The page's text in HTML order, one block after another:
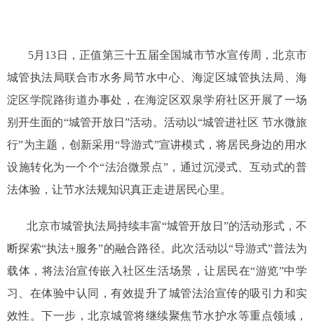
5月13日，正值第三十五届全国城市节水宣传周，北京市
城管执法局联合市水务局节水中心、海淀区城管执法局、海
淀区学院路街道办事处，在海淀区双泉学府社区开展了一场
别开生面的“城管开放日”活动。活动以“城管进社区 节水微旅
行”为主题，创新采用“导游式”宣讲模式，将居民身边的用水
设施转化为一个个“法治微景点”，通过沉浸式、互动式的普
法体验，让节水法规知识真正走进居民心里。
北京市城管执法局持续丰富“城管开放日”的活动形式，不
断探索“执法+服务”的融合路径。此次活动以“导游式”普法为
载体，将法治宣传嵌入社区生活场景，让居民在“游览”中学
习、在体验中认同，有效提升了城管法治宣传的吸引力和实
效性。下一步，北京城管将继续聚焦节水护水等重点领域，